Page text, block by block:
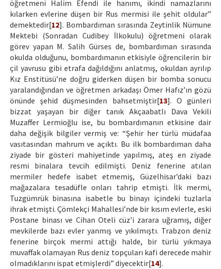
öğretmeni Halim Efendi ile hanımı, ikindi namazlarını
kılarken evlerine düşen bir Rus mermisi ile şehit oldular”
demektedir[12]. Bombardıman sırasında Zeytinlik Nümune
Mektebi (Sonradan Cudibey İlkokulu) öğretmeni olarak
görev yapan M. Salih Gürses de, bombardıman sırasında
okulda olduğunu, bombardımanın etkisiyle öğrencilerin bir
çil yavrusu gibi etrafa dağıldığını anlatmış, okuldan ayrılıp
Kız Enstitüsü’ne doğru giderken düşen bir bomba sonucu
yaralandığından ve öğretmen arkadaşı Ömer Hafız’ın gözü
önünde şehid düşmesinden bahsetmiştir[13]. O günleri
bizzat yaşayan bir diğer tanık Akçaabatlı Dava Vekili
Muzaffer Lermioğlu ise, bu bombardımanın etkisine dair
daha değişik bilgiler vermiş ve: “Şehir her türlü müdafaa
vasıtasından mahrum ve açıktı. Bu ilk bombardıman daha
ziyade bir gösteri mahiyetinde yapılmış, ateş en ziyade
resmi binalara tevcih edilmişti. Deniz fenerine atılan
mermiler hedefe isabet etmemiş, Güzelhisar’daki bazı
mağazalara tesadüfle onları tahrip etmişti. İlk mermi,
Tuzgümrük binasına isabetle bu binayı içindeki tuzlarla
ihrak etmişti. Çömlekçi Mahallesi’nde bir kısım evlerle, eski
Postane binası ve Cihan Oteli cüz’i zarara uğramış, diğer
mevkilerde bazı evler yanmış ve yıkılmıştı. Trabzon deniz
fenerine birçok mermi attığı halde, bir türlü yıkmaya
muvaffak olamayan Rus deniz topçuları kafi derecede mahir
olmadıklarını ispat etmişlerdi” diyecektir[14].